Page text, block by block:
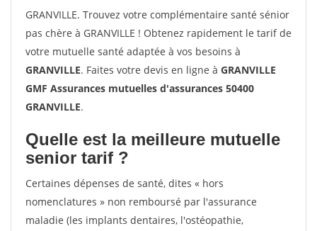
GRANVILLE. Trouvez votre complémentaire santé sénior
pas chère à GRANVILLE ! Obtenez rapidement le tarif de
votre mutuelle santé adaptée à vos besoins à
GRANVILLE. Faites votre devis en ligne à GRANVILLE
GMF Assurances mutuelles d'assurances 50400
GRANVILLE.
Quelle est la meilleure mutuelle
senior tarif ?
Certaines dépenses de santé, dites « hors
nomenclatures » non remboursé par l'assurance
maladie (les implants dentaires, l'ostéopathie,